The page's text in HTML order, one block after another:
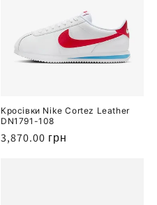
Кросівки Nike Cortez Leather
DN1791-108
Звичайна
3,870.00 грн